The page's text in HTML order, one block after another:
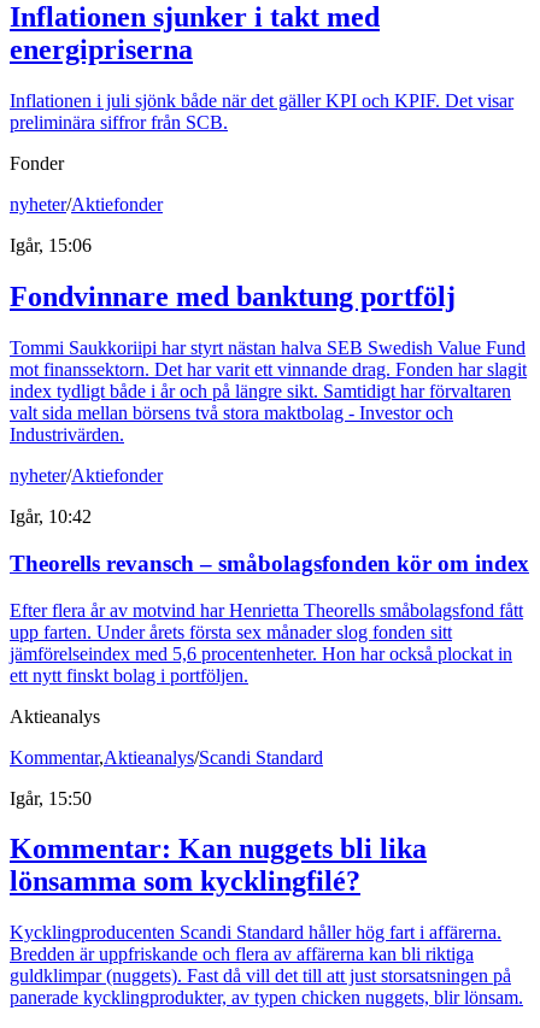
Inflationen sjunker i takt med
energipriserna
Inflationen i juli sjönk både när det gäller KPI och KPIF. Det visar
preliminära siffror från SCB.
Fonder
nyheter/Aktiefonder
Igår, 15:06
Fondvinnare med banktung portfölj
Tommi Saukkoriipi har styrt nästan halva SEB Swedish Value Fund
mot finanssektorn. Det har varit ett vinnande drag. Fonden har slagit
index tydligt både i år och på längre sikt. Samtidigt har förvaltaren
valt sida mellan börsens två stora maktbolag - Investor och
Industrivärden.
nyheter/Aktiefonder
Igår, 10:42
Theorells revansch – småbolagsfonden kör om index
Efter flera år av motvind har Henrietta Theorells småbolagsfond fått
upp farten. Under årets första sex månader slog fonden sitt
jämförelseindex med 5,6 procentenheter. Hon har också plockat in
ett nytt finskt bolag i portföljen.
Aktieanalys
Kommentar,Aktieanalys/Scandi Standard
Igår, 15:50
Kommentar: Kan nuggets bli lika
lönsamma som kycklingfilé?
Kycklingproducenten Scandi Standard håller hög fart i affärerna.
Bredden är uppfriskande och flera av affärerna kan bli riktiga
guldklimpar (nuggets). Fast då vill det till att just storsatsningen på
panerade kycklingprodukter, av typen chicken nuggets, blir lönsam.